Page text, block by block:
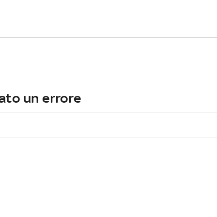
un errore